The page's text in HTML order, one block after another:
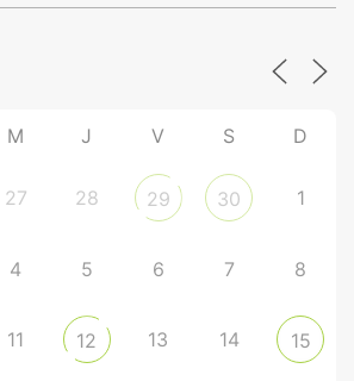
M J V S D
27 28 29 30 1
4 5 6 7 8
11 12 13 14 15